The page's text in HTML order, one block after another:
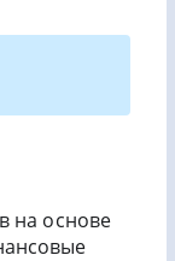
на основе